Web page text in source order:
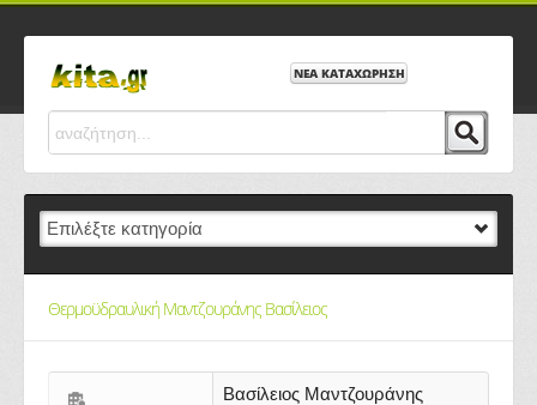
ΝΕΑ ΚΑΤΑΧΩΡΗΣΗ
Θερμοϋδραυλική Μαντζουράνης Βασίλειος
Βασίλειος Μαντζουράνης